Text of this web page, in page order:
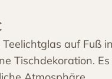
Teelichtglas auf Fuß
Tischdekoration.